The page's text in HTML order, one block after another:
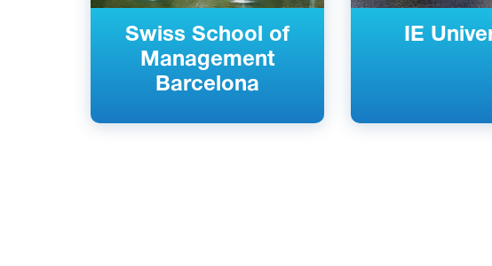
Swiss School of
Management
Barcelona
IE